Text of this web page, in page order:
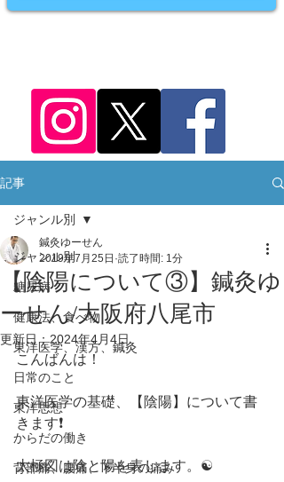
記事
ジャンル別
糖尿病
健康法、食べ物
東洋医学、漢方、鍼灸
日常のこと
東洋思想
からだの働き
背部痛、腰痛、下半身の痛み
ジャンル別
【陰陽について③】鍼灸ゆ
ーせん/大阪府八尾市
鍼灸ゆーせん
2019年7月25日 読了時間: 1分
更新日：2024年4月4日
こんばんは！
東洋医学の基礎、【陰陽】について書
きます❗️
太極図は陰と陽を表します。☯️